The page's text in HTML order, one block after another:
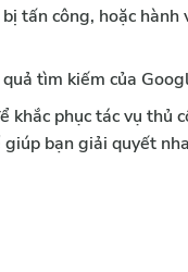
tấn công, hoặc
tìm kiếm của
phục tác vụ thủ
bạn giải quyết